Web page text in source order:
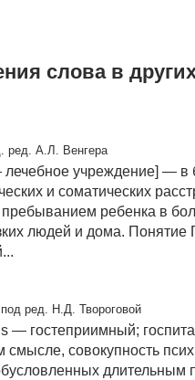
слова в
ред. А.Л. Венгера
учреждение] — в
и соматических
ребенка в
людей и дома. Понятие
ред. Н.Д. Твороговой
— гостеприимный;
совокупность